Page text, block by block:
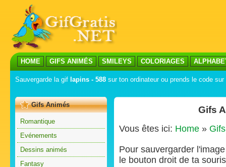
HOME GIFS ANIMÉS SMILEYS COLORIAGES
Sauvergarde la gif lapins - 588 sur ton ordinateur ou prends le code sur
Gifs Animés
Romantique
Evénements
Dessins animés
Fantasy
Gifs
Vous êtes ici: Home »
Pour sauvergarder
le bouton droit de ta